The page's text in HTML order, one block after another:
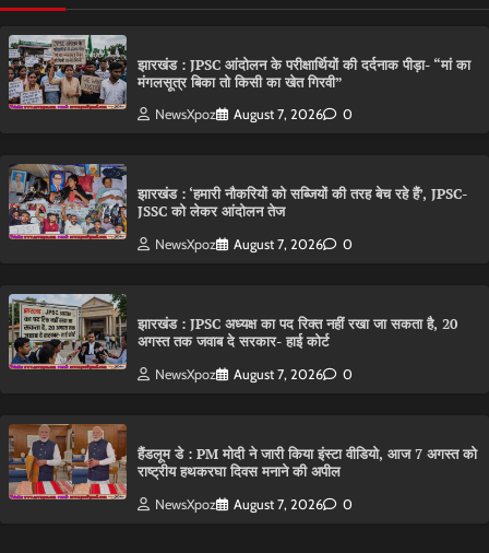
झारखंड : JPSC आंदोलन के परीक्षार्थियों की दर्दनाक पीड़ा- “मां का
मंगलसूत्र बिका तो किसी का खेत गिरवी”
NewsXpoz August 7, 2026 0
झारखंड : ‘हमारी नौकरियों को सब्जियों की तरह बेच रहे हैं’, JPSC-
JSSC को लेकर आंदोलन तेज
NewsXpoz August 7, 2026 0
झारखंड : JPSC अध्यक्ष का पद रिक्त नहीं रखा जा सकता है, 20
अगस्त तक जवाब दे सरकार- हाई कोर्ट
NewsXpoz August 7, 2026 0
हैंडलूम डे : PM मोदी ने जारी किया इंस्टा वीडियो, आज 7 अगस्त को
राष्ट्रीय हथकरघा दिवस मनाने की अपील
NewsXpoz August 7, 2026 0